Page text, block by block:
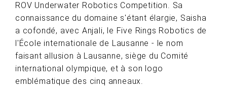
ROV Underwater Robotics Competition. Sa
connaissance du domaine s'étant élargie, Saisha
a cofondé, avec Anjali, le Five Rings Robotics de
l'École internationale de Lausanne - le nom
faisant allusion à Lausanne, siège du Comité
international olympique, et à son logo
emblématique des cinq anneaux.